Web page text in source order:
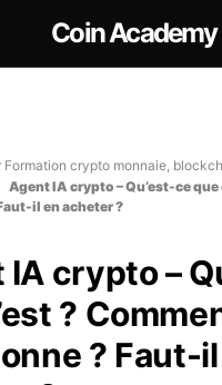
Coin Academy
Formation crypto monnaie,
Agent IA crypto – Qu’est-ce que
il en acheter ?
crypto –
?
? Faut-